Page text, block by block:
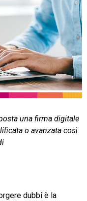
una firma digitale
o avanzata così
dubbi è la